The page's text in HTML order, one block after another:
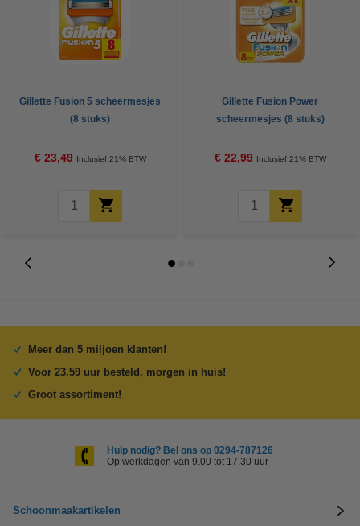
Gillette Fusion 5 scheermesjes
(8 stuks)
€ 23,49 Inclusief 21% BTW
Gillette Fusion Power
scheermesjes (8 stuks)
€ 22,99 Inclusief 21% BTW
Meer dan 5 miljoen klanten!
Voor 23.59 uur besteld, morgen in huis!
Groot assortiment!
Hulp nodig? Bel ons op 0294-787126
Op werkdagen van 9.00 tot 17.30 uur
Schoonmaakartikelen